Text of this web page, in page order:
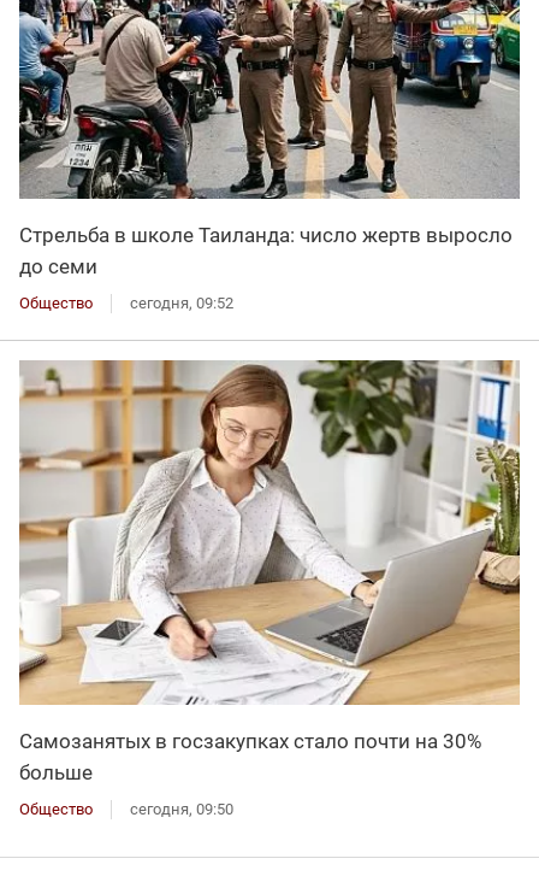
Стрельба в школе Таиланда: число жертв выросло
до семи
Общество сегодня, 09:52
Самозанятых в госзакупках стало почти на 30%
больше
Общество сегодня, 09:50